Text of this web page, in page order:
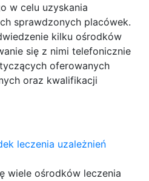
w celu uzyskania
sprawdzonych placówek.
kilku ośrodków
się z nimi telefonicznie
oferowanych
oraz kwalifikacji
leczenia uzależnień
wiele ośrodków leczenia